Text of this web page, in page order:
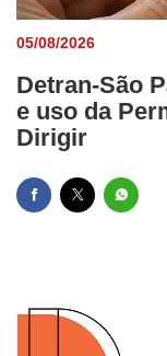
05/08/2026
Detran-São
e uso da
Dirigir